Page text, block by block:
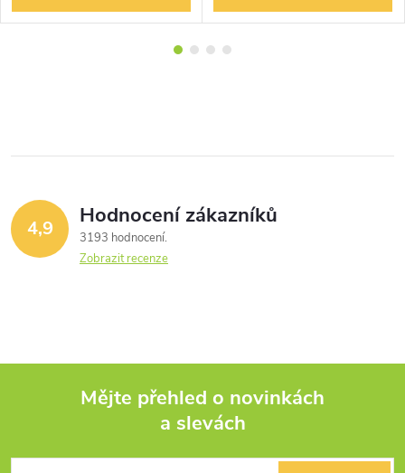
4,9 Hodnocení zákazníků
3193 hodnocení
Zobrazit recenze
Mějte přehled o novinkách
a slevách